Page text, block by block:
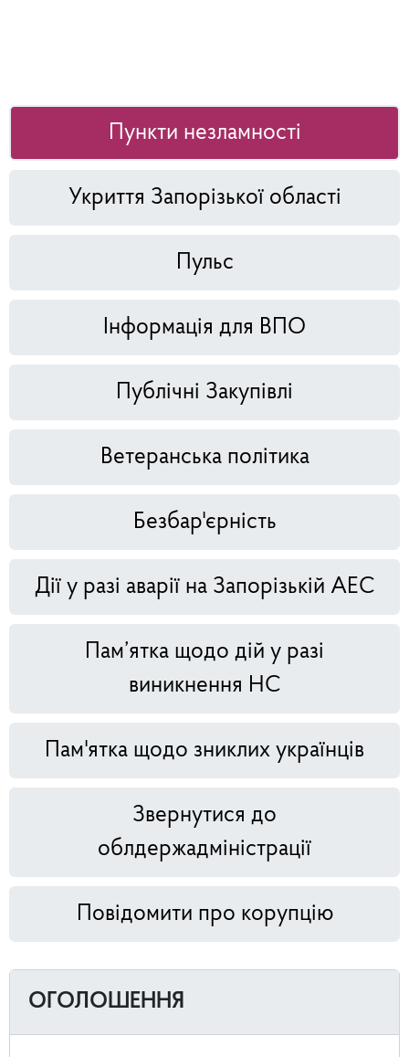
Пункти незламності
Укриття Запорізької області
Пульс
Інформація для ВПО
Публічні Закупівлі
Ветеранська політика
Безбар'єрність
Дії у разі аварії на Запорізькій АЕС
Пам’ятка щодо дій у разі
виникнення НС
Пам'ятка щодо зниклих українців
Звернутися до
облдержадміністрації
Повідомити про корупцію
ОГОЛОШЕННЯ